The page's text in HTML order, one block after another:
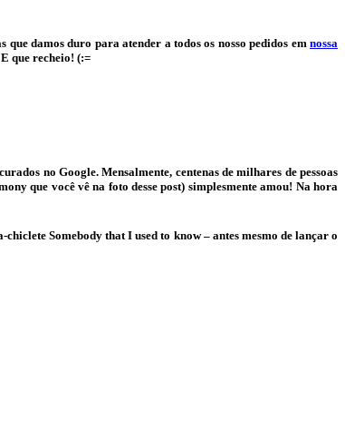
damos duro para atender a todos os nosso pedidos em nossa
que recheio! (:=
no Google. Mensalmente, centenas de milhares de pessoas
que você vê na foto desse post) simplesmente amou! Na hora
Somebody that I used to know – antes mesmo de lançar o